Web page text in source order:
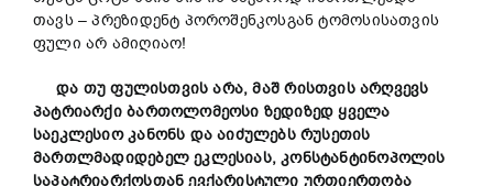
თავს – პრეზიდენტ პოროშენკოსგან ტომოსისათვის
ფული არ ამიღიაო!
და თუ ფულისთვის არა, მაშ რისთვის არღვევს
პატრიარქი ბართოლომეოსი ზედიზედ ყველა
საეკლესიო კანონს და აიძულებს რუსეთის
მართლმადიდებელ ეკლესიას, კონსტანტინოპოლის
საპატრიარქოსთან ევქარისტული ურთიერთობა